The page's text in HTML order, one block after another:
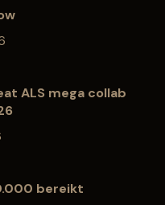
ALS mega collab
bereikt